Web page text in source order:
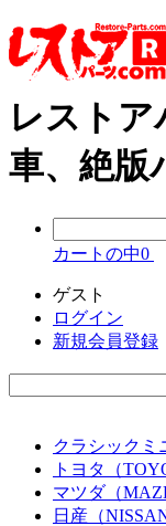
レスト
車、絶版
カートの中0
ゲスト
ログイン
新規会員登録
クラシックミ
トヨタ（
マツダ（
日産（NISSAN